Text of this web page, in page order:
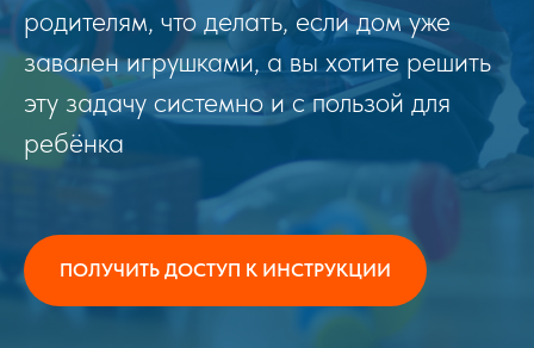
родителям, что делать, если дом уже
завален игрушками, а вы хотите решить
эту задачу системно и с пользой для
ребёнка
ПОЛУЧИТЬ ДОСТУП К ИНСТРУКЦИИ